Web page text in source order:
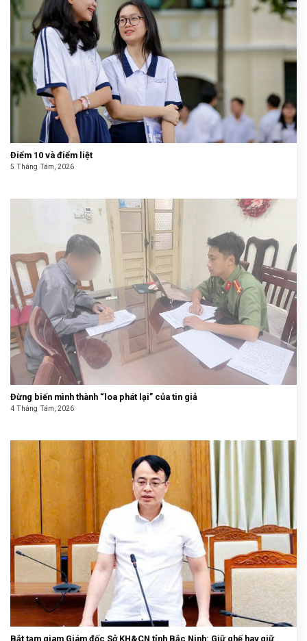
Điểm 10 và điểm liệt
5 Tháng Tám, 2026
Đừng biến mình thành “loa phát lại” của tin giả
4 Tháng Tám, 2026
Bắt tạm giam Giám đốc Sở KH&CN tỉnh Bắc Ninh: Giữ ghế hay giữ